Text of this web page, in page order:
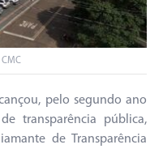
pelo segundo ano
transparência pública,
de Transparência